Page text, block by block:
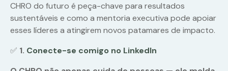
CHRO do futuro é peça-chave para resultados
sustentáveis e como a mentoria executiva pode apoiar
esses líderes a atingirem novos patamares de impacto.
✅ 1. Conecte-se comigo no LinkedIn